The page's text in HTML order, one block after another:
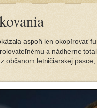
aspoň len okopírovať
a nádherne
občanom letničiarskej